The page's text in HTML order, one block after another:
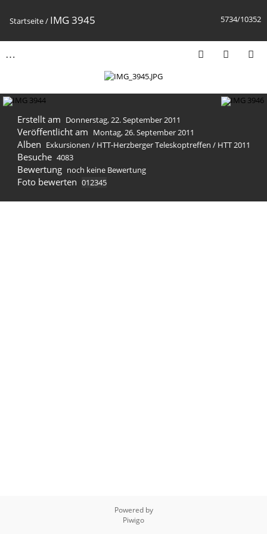
5734/10352
Startseite/ IMG 3945
Erstellt am Donnerstag, 22. September 2011
Veröffentlicht am Montag, 26. September 2011
Alben Exkursionen / HTT-Herzberger Teleskoptreffen / HTT 2011
Besuche 4083
Bewertung noch keine Bewertung
Foto bewerten
Powered by
Piwigo